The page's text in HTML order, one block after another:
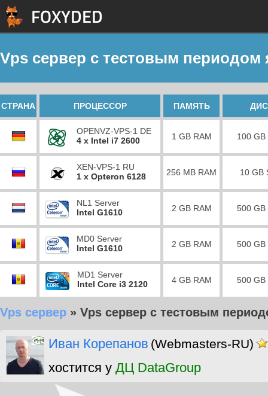
Vps сервер с тестовым периодом
СТРАНА ПРОЦЕССОР ПАМЯТЬ
OPENVZ-VPS-1 DE
4 x Intel i7 2600
1 GB RAM 100 GB
XEN-VPS-1 RU
1 x Opteron 6128
256 MB RAM 10 GB
NL1 Server
Intel G1610
2 GB RAM 500 GB
MD0 Server
Intel G1610
2 GB RAM 500 GB
MD1 Server
Intel Core i3 2120
4 GB RAM 500 GB
Vps сервер » Vps сервер с тестовым
Иван Корепанов (Webmasters-RU)
хостится у ДЦ DataGroup